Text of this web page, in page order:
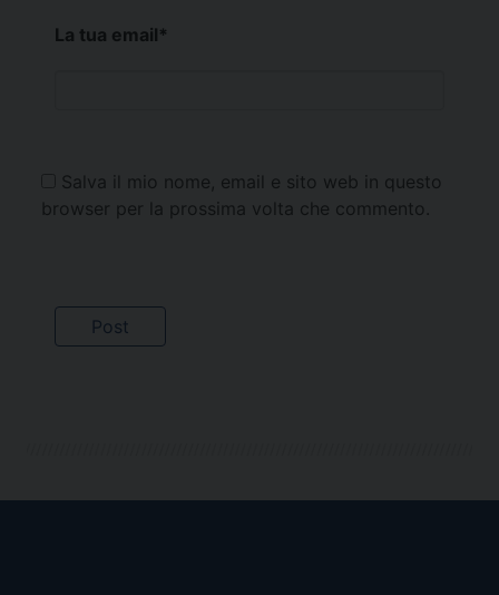
La tua email*
Salva il mio nome, email e sito web in questo
browser per la prossima volta che commento.